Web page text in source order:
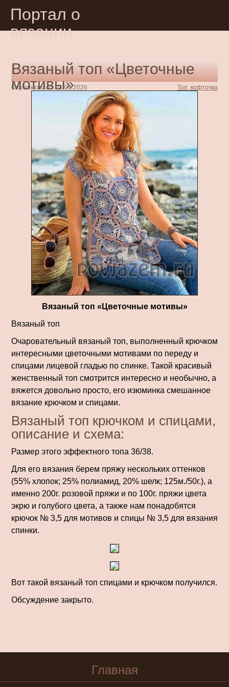
Портал о
вязании
Вязаный топ «Цветочные
мотивы»
Опубликовано: 31.01.2026 Топ, кофточка
Вязаный топ «Цветочные мотивы»
Вязаный топ
Очаровательный вязаный топ, выполненный крючком
интересными цветочными мотивами по переду и
спицами лицевой гладью по спинке. Такой красивый
женственный топ смотрится интересно и необычно, а
вяжется довольно просто, его изюминка смешанное
вязание крючком и спицами.
Вязаный топ крючком и спицами,
описание и схема:
Размер этого эффектного топа 36/38.
Для его вязания берем пряжу нескольких оттенков
(55% хлоп­ок; 25% полиамид, 20% шелк; 125м./50г.), а
именно 200г. розовой пряжи и по 100г. пряжи цвета
экрю и голубого цвета, а также нам понадобятся
крючок № 3,5 для мотивов и спицы № 3,5 для вязания
спинки.
Вот такой вязаный топ спицами и крючком получился.
Обсуждение закрыто.
Главная